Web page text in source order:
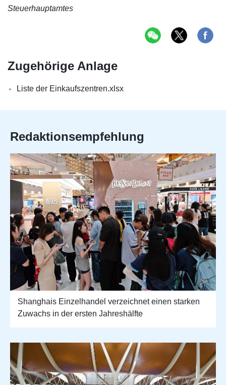
Steuerhauptamtes
Zugehörige Anlage
Liste der Einkaufszentren.xlsx
Redaktionsempfehlung
Shanghais Einzelhandel verzeichnet einen starken
Zuwachs in der ersten Jahreshälfte